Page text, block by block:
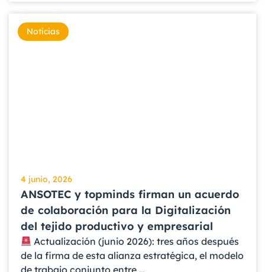
Noticias
4 junio, 2026
ANSOTEC y topminds firman un acuerdo
de colaboración para la Digitalización
del tejido productivo y empresarial
Actualización (junio 2026): tres años después
de la firma de esta alianza estratégica, el modelo